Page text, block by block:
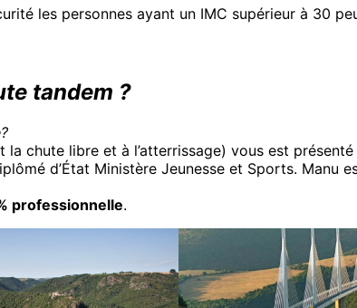
les personnes ayant un IMC supérieur à 30
tandem ?
chute libre et à l’atterrissage) vous est
d’État Ministère Jeunesse et Sports. Manu
professionnelle.